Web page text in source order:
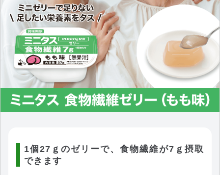
1個27ｇのゼリーで、食物繊維が7ｇ摂取
できます